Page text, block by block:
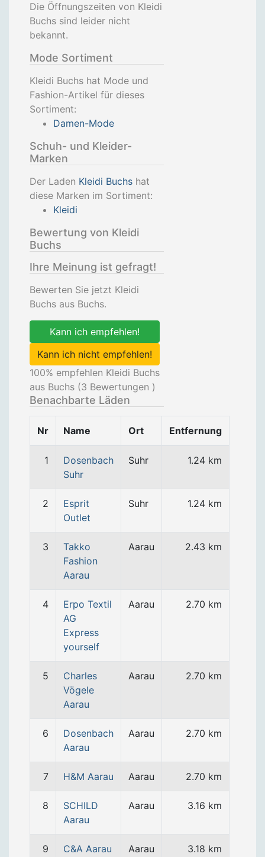
Die Öffnungszeiten von Kleidi
Buchs sind leider nicht
bekannt.
Mode Sortiment
Kleidi Buchs hat Mode und
Fashion-Artikel für dieses
Sortiment:
Damen-Mode
Schuh- und Kleider-
Marken
Der Laden Kleidi Buchs hat
diese Marken im Sortiment:
Kleidi
Bewertung von Kleidi
Buchs
Ihre Meinung ist gefragt!
Bewerten Sie jetzt Kleidi
Buchs aus Buchs.
Kann ich empfehlen!
Kann ich nicht empfehlen!
100% empfehlen Kleidi Buchs
aus Buchs (3 Bewertungen )
Benachbarte Läden
Nr Name Ort Entfernung
1
Dosenbach
Suhr
Suhr 1.24 km
2
Esprit
Outlet
Suhr 1.24 km
3
Takko
Fashion
Aarau
Aarau 2.43 km
4
Erpo Textil
AG
Express
yourself
Aarau 2.70 km
5
Charles
Vögele
Aarau
Aarau 2.70 km
6
Dosenbach
Aarau
Aarau 2.70 km
7 H&M Aarau Aarau 2.70 km
8
SCHILD
Aarau
Aarau 3.16 km
9 C&A Aarau Aarau 3.18 km